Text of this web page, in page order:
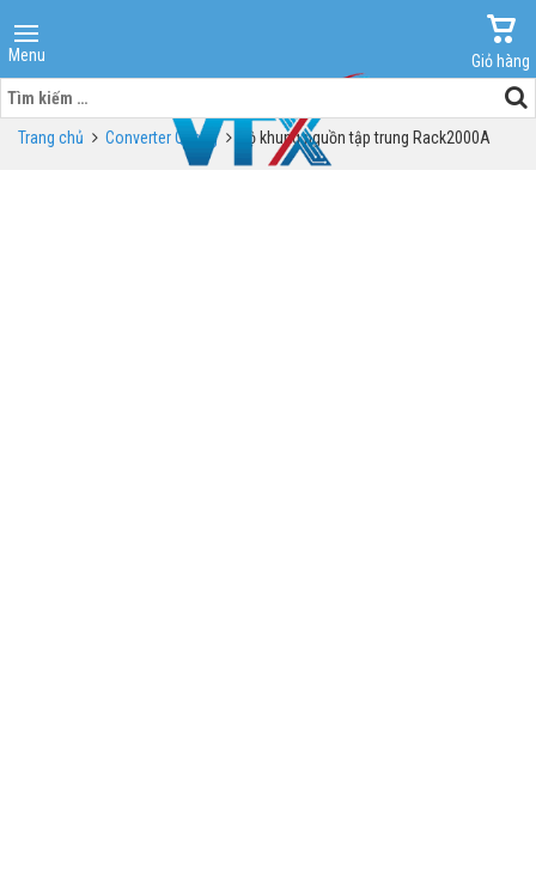
Menu
Giỏ hàng
Tìm
kiếm
cho:Trang chủ Converter Quang Bộ khung nguồn tập trung Rack2000A